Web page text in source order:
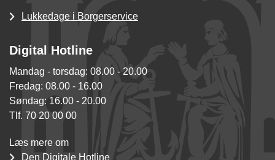
Lukkedage i Borgerservice
Digital Hotline
Mandag - torsdag: 08.00 - 20.00
Fredag: 08.00 - 16.00
Søndag: 16.00 - 20.00
Tlf. 70 20 00 00
Læs mere om
Den Digitale Hotline